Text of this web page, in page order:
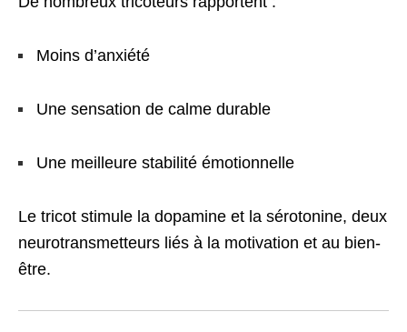
Moins d’anxiété
Une sensation de calme durable
Une meilleure stabilité émotionnelle
Le tricot stimule la dopamine et la sérotonine, deux
neurotransmetteurs liés à la motivation et au bien-
être.